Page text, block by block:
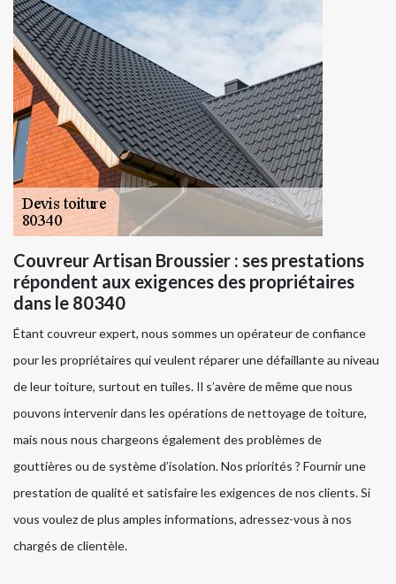
Couvreur Artisan Broussier : ses prestations
répondent aux exigences des propriétaires
dans le 80340
Étant couvreur expert, nous sommes un opérateur de confiance
pour les propriétaires qui veulent réparer une défaillante au niveau
de leur toiture, surtout en tuiles. Il s’avère de même que nous
pouvons intervenir dans les opérations de nettoyage de toiture,
mais nous nous chargeons également des problèmes de
gouttières ou de système d’isolation. Nos priorités ? Fournir une
prestation de qualité et satisfaire les exigences de nos clients. Si
vous voulez de plus amples informations, adressez-vous à nos
chargés de clientèle.